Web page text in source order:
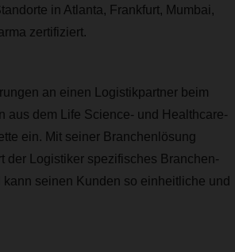
in Atlanta, Frankfurt, Mumbai,
zertifiziert.
an einen Logistikpartner beim
aus dem Life Science- und Healthcare-
ein. Mit seiner Branchenlösung
der Logistiker spezifisches Branchen-
seinen Kunden so einheitliche und